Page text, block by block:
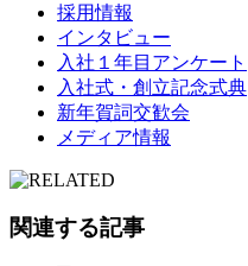
採用情報
インタビュー
入社１年目アンケート
入社式・創立記念式典
新年賀詞交歓会
メディア情報
関連する記事